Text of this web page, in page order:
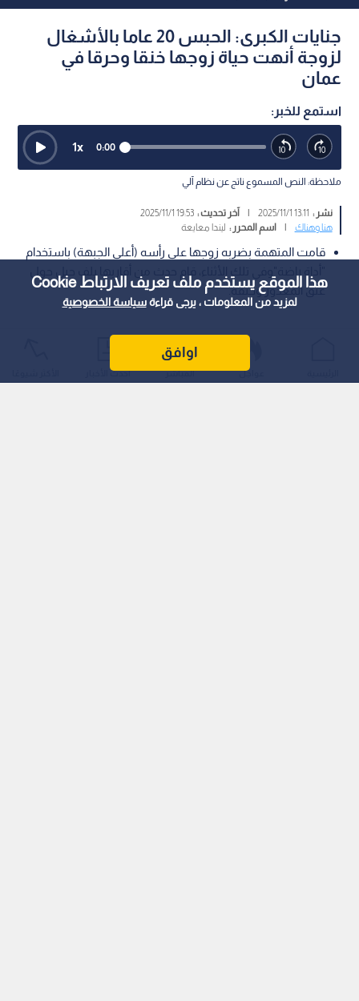
هذا الموقع يستخدم ملف تعريف الارتباط Cookie
لمزيد من المعلومات ، يرجى قراءةسياسة الخصوصية
اوافق
جنايات الكبرى: الحبس 20 عاما بالأشغال
لزوجة أنهت حياة زوجها خنقا وحرقا في
عمان
استمع للخبر:
0:00
1x
ملاحظة: النص المسموع ناتج عن نظام آلي
نشر : 13:11 2025/11/1
| آخر تحديث :19:53 2025/11/1
هنا وهناك
| اسم المحرر : ليندا معايعة
قامت المتهمة بضربه زوجها على رأسه (أعلى الجبهة) باستخدام
عنق المغدور وخنقه.
عواجل المباشر أحدث الأخبار